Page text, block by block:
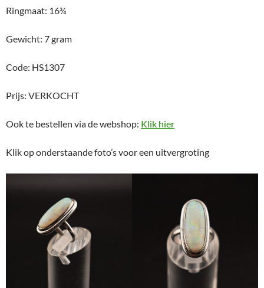
Ringmaat: 16¾
Gewicht: 7 gram
Code: HS1307
Prijs: VERKOCHT
Ook te bestellen via de webshop: Klik hier
Klik op onderstaande foto’s voor een uitvergroting